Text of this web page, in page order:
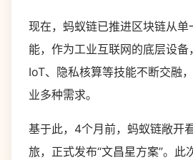
现在，蚂蚁链已推进区块链从单
能，作为工业互联网的底层设备
IoT、隐私核算等技能不断交融
业多种需求。
基于此，4个月前，蚂蚁链敞开
旅，正式发布“文昌星方案”。此